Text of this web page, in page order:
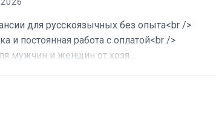
для русскоязычных без опыта<br />
и постоянная работа с оплатой<br />
мужчин и женщин от хозя...